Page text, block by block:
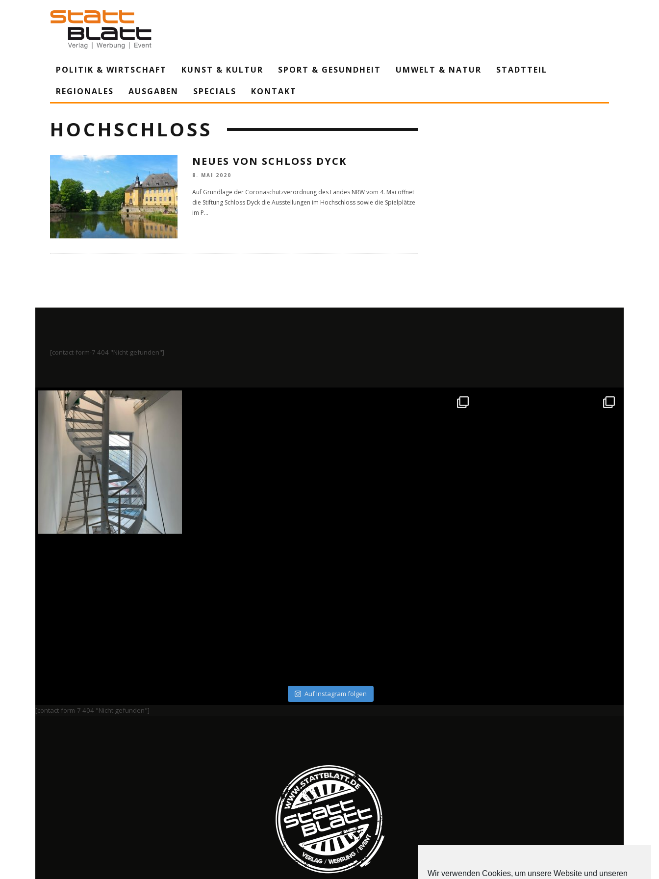
POLITIK & WIRTSCHAFT KUNST & KULTUR SPORT & GESUNDHEIT UMWELT & NATUR
STADTTEIL
REGIONALES
AUSGABEN SPECIALS KONTAKT
HOCHSCHLOSS
NEUES VON SCHLOSS DYCK
8. MAI 2020
Auf Grundlage der Coronaschutzverordnung des Landes NRW vom 4. Mai öffnet
die Stiftung Schloss Dyck die Ausstellungen im Hochschloss sowie die Spielplätze
im P...
[contact-form-7 404 "Nicht gefunden"]
Auf Instagram folgen
[contact-form-7 404 "Nicht gefunden"]
Wir verwenden Cookies, um unsere Website und unseren